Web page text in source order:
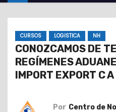
o
CURSOS LOGISTICA NH
CONOZCAMOS DE
REGÍMENES
IMPORT EXPORT C A
Por Centro de